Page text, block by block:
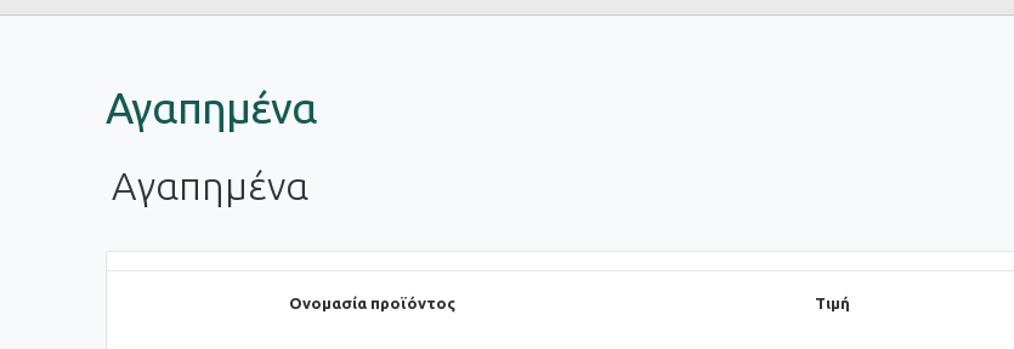
Αγαπημένα
Αγαπημένα
Ονομασία προϊόντος Τιμή